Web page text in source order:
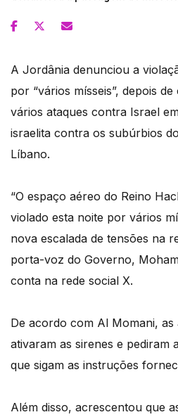
A Jordânia denunciou a
por “vários mísseis”, depois
vários ataques contra Israel
israelita contra os subúrbios
Líbano.
“O espaço aéreo do Reino
violado esta noite por vários
nova escalada de tensões na
porta-voz do Governo,
conta na rede social X.
De acordo com Al Momani, as
ativaram as sirenes e pediram
que sigam as instruções
Além disso, acrescentou que